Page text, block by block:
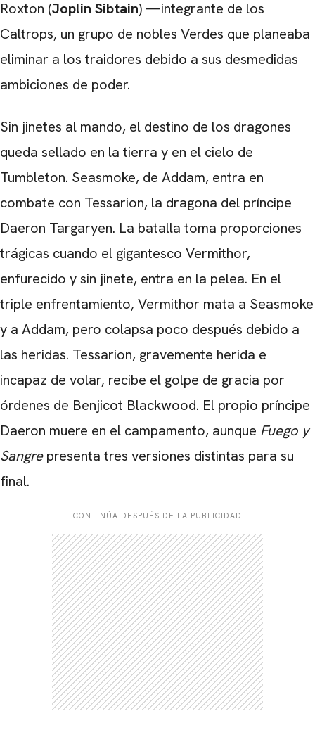
Roxton (Joplin Sibtain) —integrante de los
Caltrops, un grupo de nobles Verdes que planeaba
eliminar a los traidores debido a sus desmedidas
ambiciones de poder.
Sin jinetes al mando, el destino de los dragones
queda sellado en la tierra y en el cielo de
Tumbleton. Seasmoke, de Addam, entra en
combate con Tessarion, la dragona del príncipe
Daeron Targaryen. La batalla toma proporciones
trágicas cuando el gigantesco Vermithor,
enfurecido y sin jinete, entra en la pelea. En el
triple enfrentamiento, Vermithor mata a Seasmoke
y a Addam, pero colapsa poco después debido a
las heridas. Tessarion, gravemente herida e
incapaz de volar, recibe el golpe de gracia por
órdenes de Benjicot Blackwood. El propio príncipe
Daeron muere en el campamento, aunque Fuego y
Sangrepresenta tres versiones distintas para su
final.
CONTINÚA DESPUÉS DE LA PUBLICIDAD